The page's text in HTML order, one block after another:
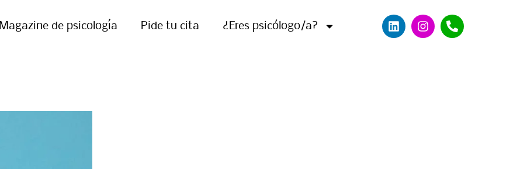
Magazine de psicología Pide tu cita ¿Eres psicólogo/a?